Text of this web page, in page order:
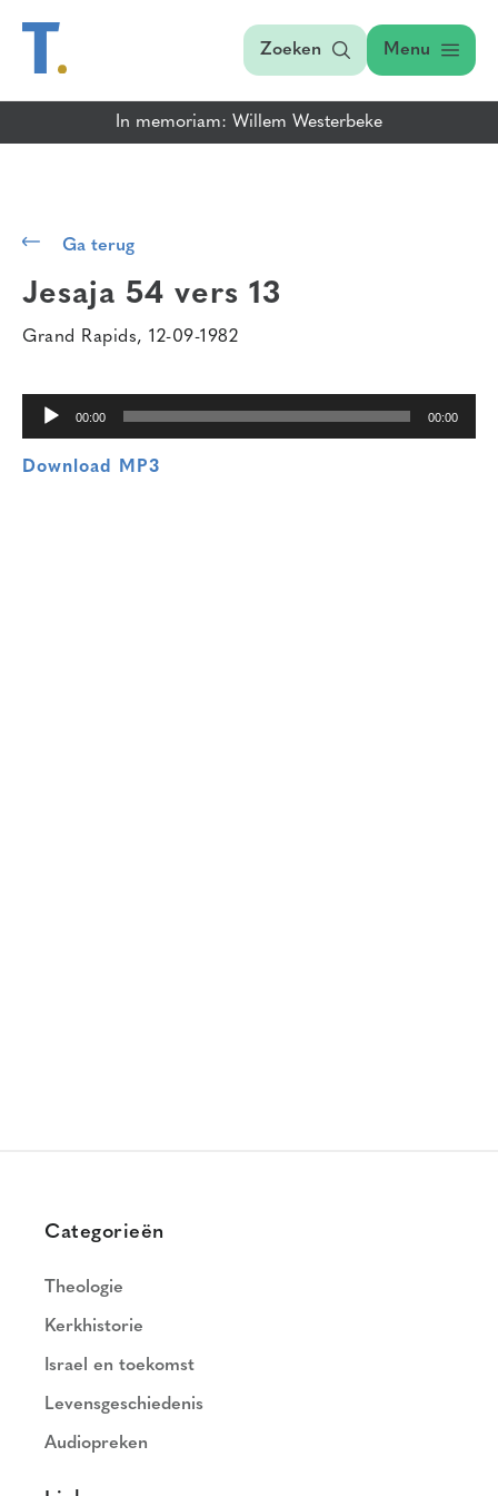
Zoeken Menu
In memoriam: Willem Westerbeke
Ga terug
Jesaja 54 vers 13
Grand Rapids, 12-09-1982
00:00 00:00
Download MP3
Categorieën
Theologie
Kerkhistorie
Israel en toekomst
Levensgeschiedenis
Audiopreken